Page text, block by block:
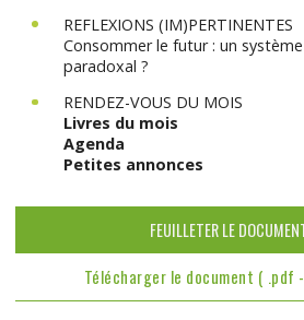
REFLEXIONS (IM)PERTINENTES
Consommer le futur : un
paradoxal ?
RENDEZ-VOUS DU MOIS
Livres du mois
Agenda
Petites annonces
FEUILLETER LE
Télécharger le document ( .pdf